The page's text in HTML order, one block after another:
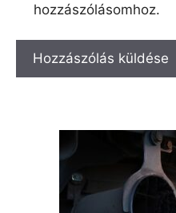
hozzászólásomhoz.